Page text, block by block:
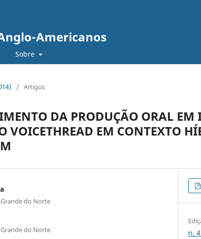
Americanos
Sobre
/ Artigos
DA PRODUÇÃO ORAL EM
VOICETHREAD EM CONTEXTO
do Norte
do Norte n.